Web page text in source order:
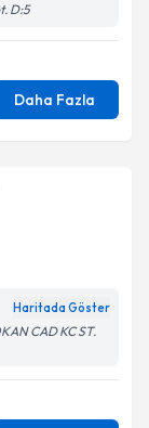
D:5
Daha Fazla
Haritada Göster
CAD KC ST.